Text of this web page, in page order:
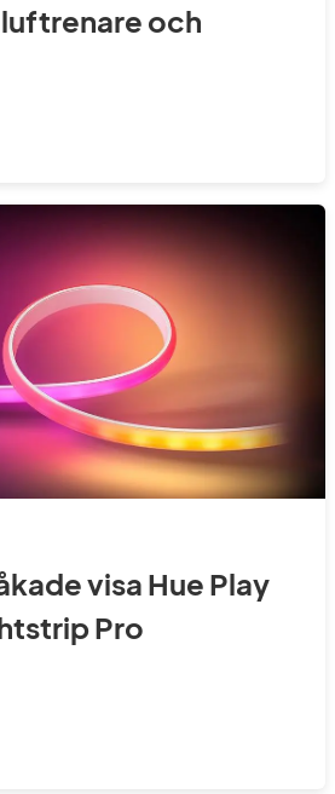
och
visa Hue Play
Pro